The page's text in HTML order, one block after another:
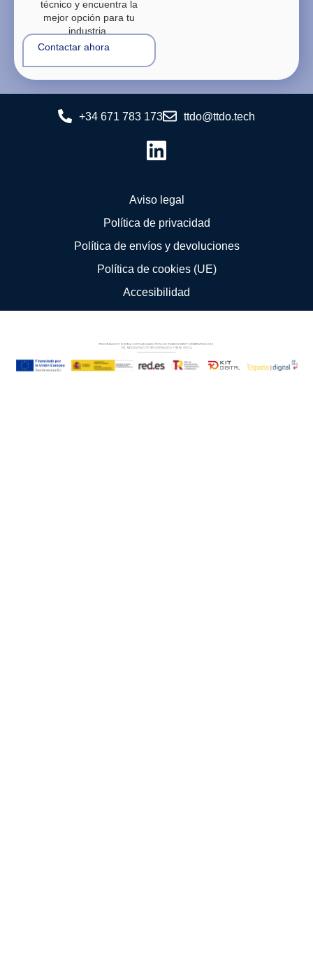
técnico y encuentra la
mejor opción para tu
industria.
Contactar ahora
+34 671 783 173 ttdo@ttdo.tech
Aviso legal
Política de privacidad
Política de envíos y devoluciones
Política de cookies (UE)
Accesibilidad